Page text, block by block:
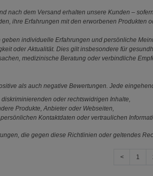
nach dem Versand erhalten unsere Kunden –
ihre Erfahrungen mit den erworbenen Produkten
individuelle Erfahrungen und persönliche
oder Aktualität. Dies gilt insbesondere für
medizinische Beratung oder verbindliche
als auch negative Bewertungen. Jede
oder rechtswidrigen Inhalte,
Produkte, Anbieter oder Webseiten,
Kontaktdaten oder vertraulichen
die gegen diese Richtlinien oder geltendes
< 1